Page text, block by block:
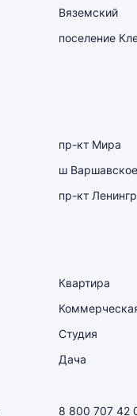
Вяземский
поселение
пр-кт Мира
ш Варшавское
пр-кт
Квартира
Студия
Дача
8 800 707 42